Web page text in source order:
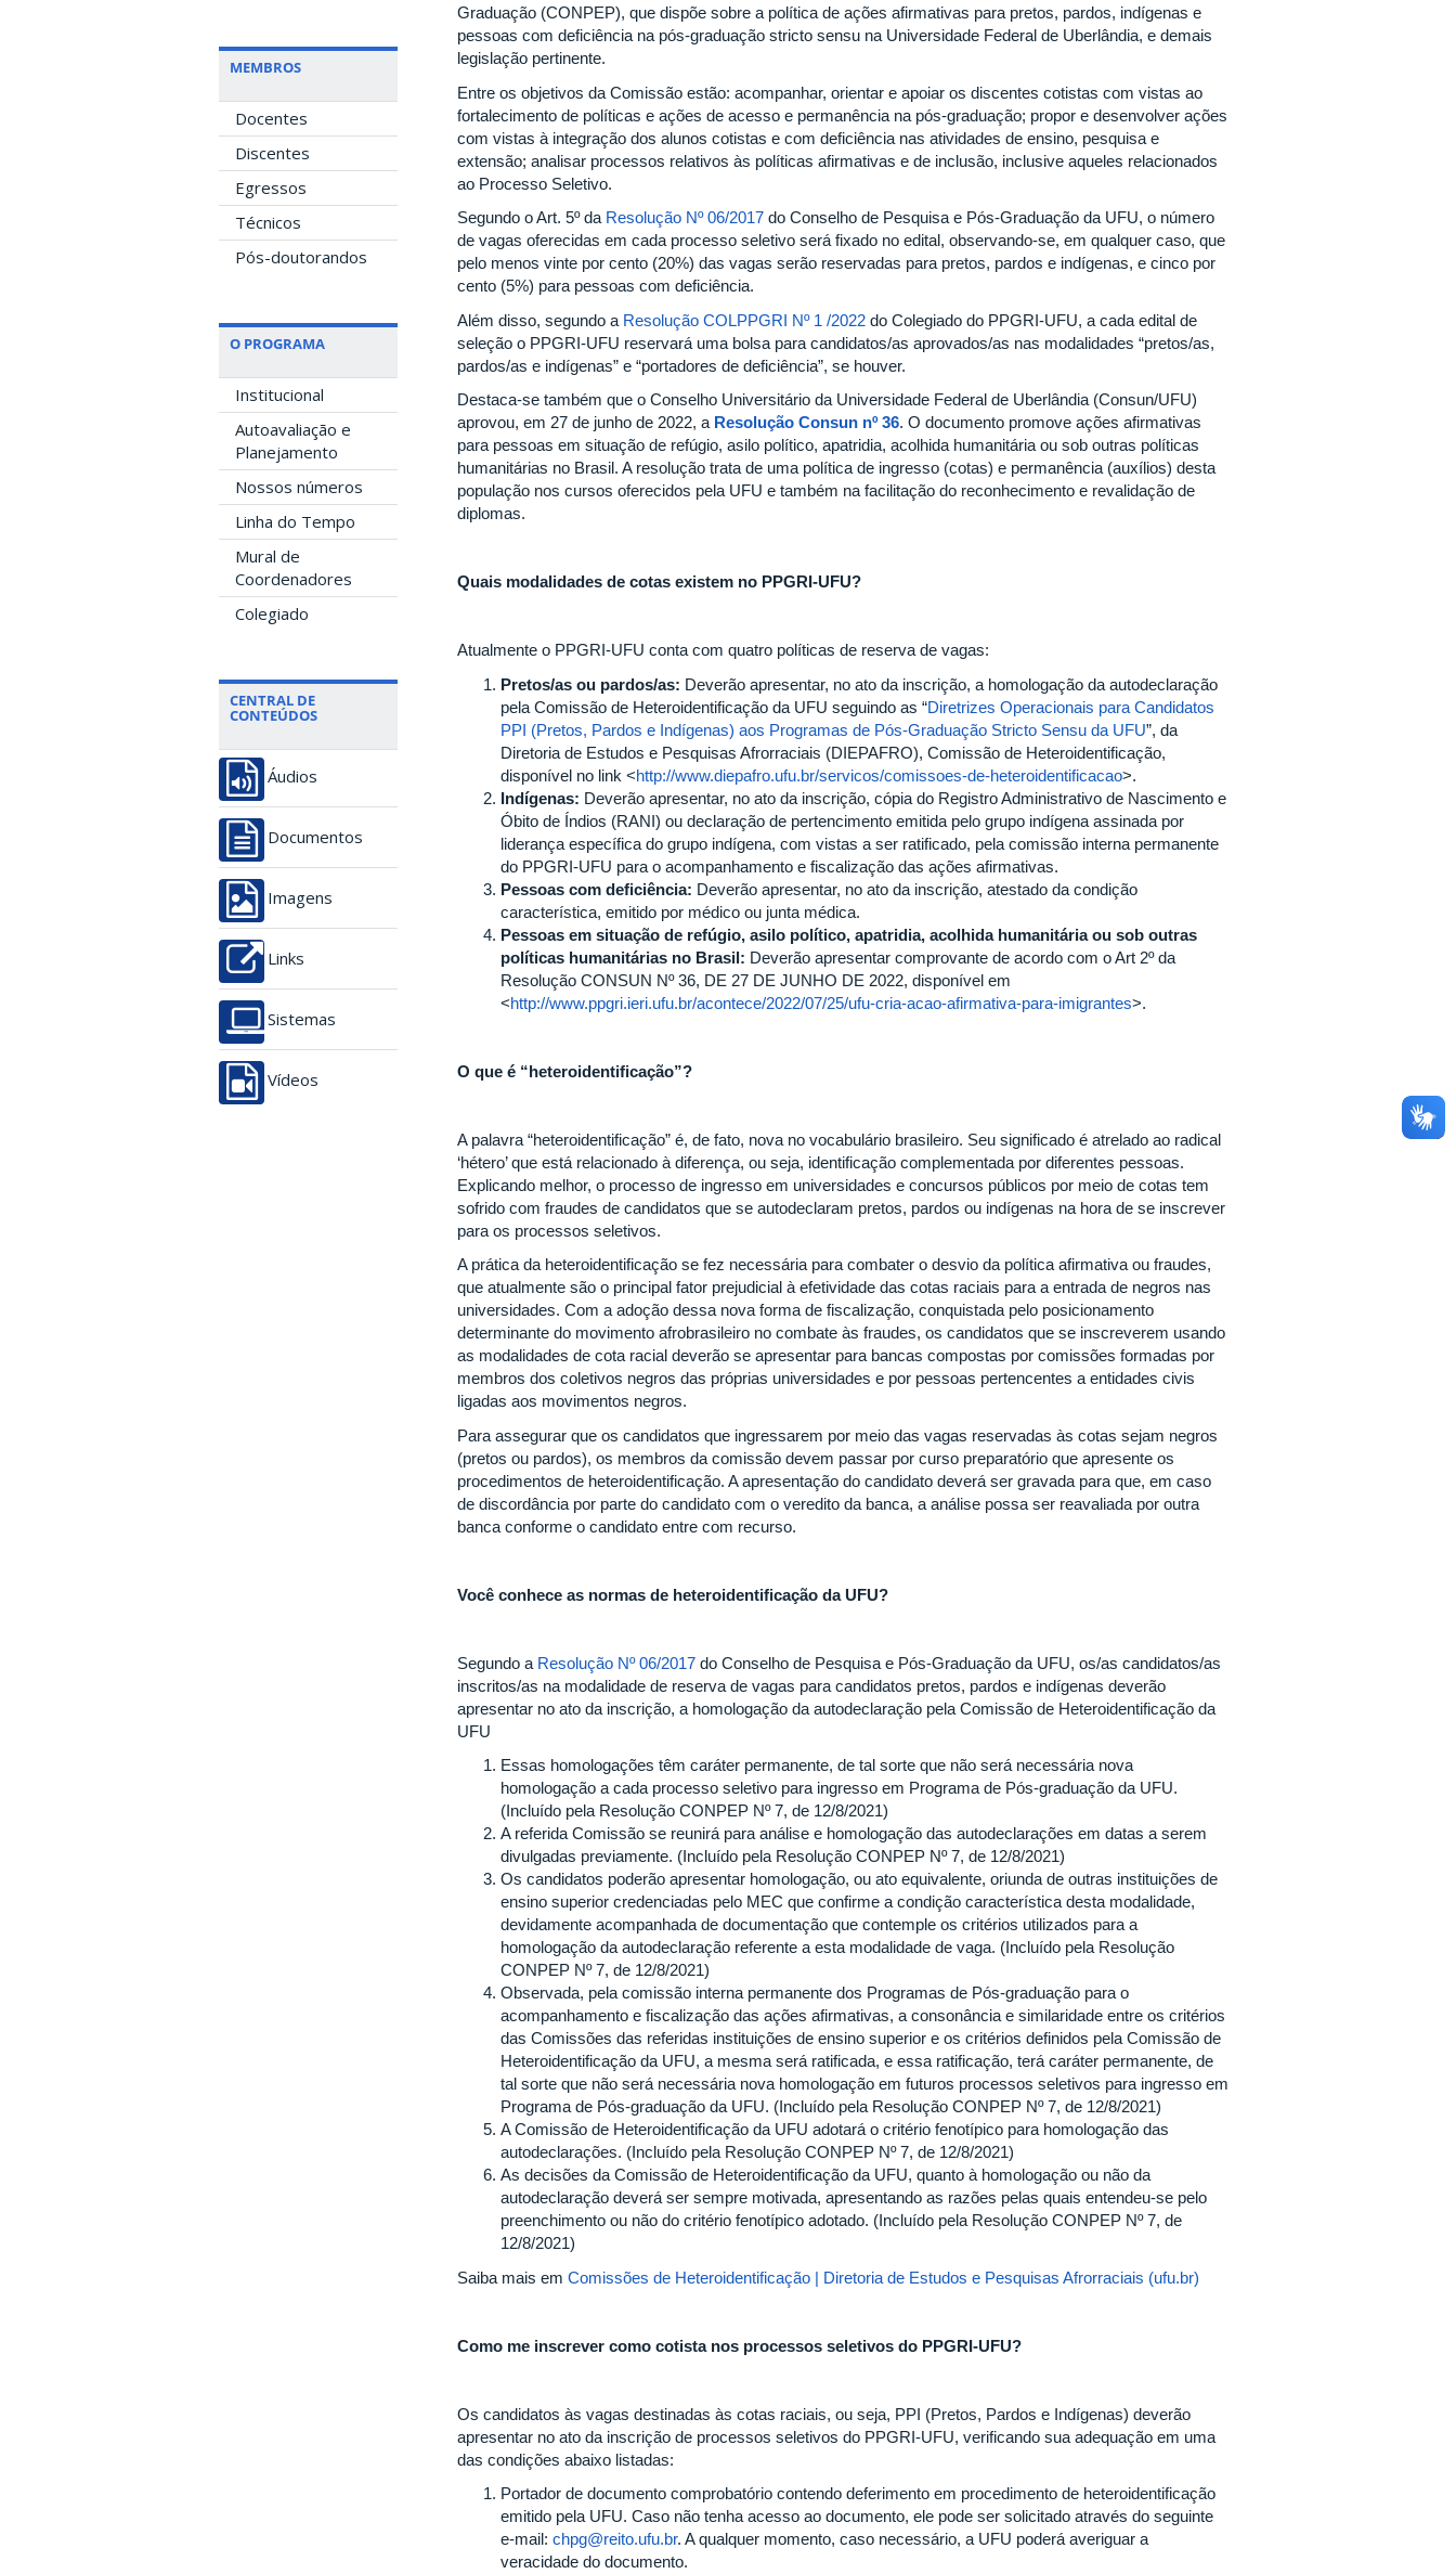
MEMBROS
Docentes
Discentes
Egressos
Técnicos
Pós-doutorandos
O PROGRAMA
Institucional
Autoavaliação e
Planejamento
Nossos números
Linha do Tempo
Mural de
Coordenadores
Colegiado
CENTRAL DE
CONTEÚDOS
Áudios
Documentos
Imagens
Links
Sistemas
Vídeos
Graduação (CONPEP), que dispõe sobre a política de ações afirmativas para pretos, pardos, indígenas e
pessoas com deficiência na pós-graduação stricto sensu na Universidade Federal de Uberlândia, e demais
legislação pertinente.
Entre os objetivos da Comissão estão: acompanhar, orientar e apoiar os discentes cotistas com vistas ao
fortalecimento de políticas e ações de acesso e permanência na pós-graduação; propor e desenvolver ações
com vistas à integração dos alunos cotistas e com deficiência nas atividades de ensino, pesquisa e
extensão; analisar processos relativos às políticas afirmativas e de inclusão, inclusive aqueles relacionados
ao Processo Seletivo.
Segundo o Art. 5º da Resolução Nº 06/2017 do Conselho de Pesquisa e Pós-Graduação da UFU, o número
de vagas oferecidas em cada processo seletivo será fixado no edital, observando-se, em qualquer caso, que
pelo menos vinte por cento (20%) das vagas serão reservadas para pretos, pardos e indígenas, e cinco por
cento (5%) para pessoas com deficiência.
Além disso, segundo a Resolução COLPPGRI Nº 1 /2022 do Colegiado do PPGRI-UFU, a cada edital de
seleção o PPGRI-UFU reservará uma bolsa para candidatos/as aprovados/as nas modalidades “pretos/as,
pardos/as e indígenas” e “portadores de deficiência”, se houver.
Destaca-se também que o Conselho Universitário da Universidade Federal de Uberlândia (Consun/UFU)
aprovou, em 27 de junho de 2022, a Resolução Consun nº 36. O documento promove ações afirmativas
para pessoas em situação de refúgio, asilo político, apatridia, acolhida humanitária ou sob outras políticas
humanitárias no Brasil. A resolução trata de uma política de ingresso (cotas) e permanência (auxílios) desta
população nos cursos oferecidos pela UFU e também na facilitação do reconhecimento e revalidação de
diplomas.
Quais modalidades de cotas existem no PPGRI-UFU?
Atualmente o PPGRI-UFU conta com quatro políticas de reserva de vagas:
Pretos/as ou pardos/as: Deverão apresentar, no ato da inscrição, a homologação da autodeclaração
pela Comissão de Heteroidentificação da UFU seguindo as “Diretrizes Operacionais para Candidatos
PPI (Pretos, Pardos e Indígenas) aos Programas de Pós-Graduação Stricto Sensu da UFU”, da
Diretoria de Estudos e Pesquisas Afrorraciais (DIEPAFRO), Comissão de Heteroidentificação,
disponível no link <http://www.diepafro.ufu.br/servicos/comissoes-de-heteroidentificacao>.
Indígenas: Deverão apresentar, no ato da inscrição, cópia do Registro Administrativo de Nascimento e
Óbito de Índios (RANI) ou declaração de pertencimento emitida pelo grupo indígena assinada por
liderança específica do grupo indígena, com vistas a ser ratificado, pela comissão interna permanente
do PPGRI-UFU para o acompanhamento e fiscalização das ações afirmativas.
Pessoas com deficiência: Deverão apresentar, no ato da inscrição, atestado da condição
característica, emitido por médico ou junta médica.
Pessoas em situação de refúgio, asilo político, apatridia, acolhida humanitária ou sob outras
políticas humanitárias no Brasil: Deverão apresentar comprovante de acordo com o Art 2º da
Resolução CONSUN Nº 36, DE 27 DE JUNHO DE 2022, disponível em
<http://www.ppgri.ieri.ufu.br/acontece/2022/07/25/ufu-cria-acao-afirmativa-para-imigrantes>.
O que é “heteroidentificação”?
A palavra “heteroidentificação” é, de fato, nova no vocabulário brasileiro. Seu significado é atrelado ao radical
‘hétero’ que está relacionado à diferença, ou seja, identificação complementada por diferentes pessoas.
Explicando melhor, o processo de ingresso em universidades e concursos públicos por meio de cotas tem
sofrido com fraudes de candidatos que se autodeclaram pretos, pardos ou indígenas na hora de se inscrever
para os processos seletivos.
A prática da heteroidentificação se fez necessária para combater o desvio da política afirmativa ou fraudes,
que atualmente são o principal fator prejudicial à efetividade das cotas raciais para a entrada de negros nas
universidades. Com a adoção dessa nova forma de fiscalização, conquistada pelo posicionamento
determinante do movimento afrobrasileiro no combate às fraudes, os candidatos que se inscreverem usando
as modalidades de cota racial deverão se apresentar para bancas compostas por comissões formadas por
membros dos coletivos negros das próprias universidades e por pessoas pertencentes a entidades civis
ligadas aos movimentos negros.
Para assegurar que os candidatos que ingressarem por meio das vagas reservadas às cotas sejam negros
(pretos ou pardos), os membros da comissão devem passar por curso preparatório que apresente os
procedimentos de heteroidentificação. A apresentação do candidato deverá ser gravada para que, em caso
de discordância por parte do candidato com o veredito da banca, a análise possa ser reavaliada por outra
banca conforme o candidato entre com recurso.
Você conhece as normas de heteroidentificação da UFU?
Segundo a Resolução Nº 06/2017 do Conselho de Pesquisa e Pós-Graduação da UFU, os/as candidatos/as
inscritos/as na modalidade de reserva de vagas para candidatos pretos, pardos e indígenas deverão
apresentar no ato da inscrição, a homologação da autodeclaração pela Comissão de Heteroidentificação da
UFU
Essas homologações têm caráter permanente, de tal sorte que não será necessária nova
homologação a cada processo seletivo para ingresso em Programa de Pós-graduação da UFU.
(Incluído pela Resolução CONPEP Nº 7, de 12/8/2021)
A referida Comissão se reunirá para análise e homologação das autodeclarações em datas a serem
divulgadas previamente. (Incluído pela Resolução CONPEP Nº 7, de 12/8/2021)
Os candidatos poderão apresentar homologação, ou ato equivalente, oriunda de outras instituições de
ensino superior credenciadas pelo MEC que confirme a condição característica desta modalidade,
devidamente acompanhada de documentação que contemple os critérios utilizados para a
homologação da autodeclaração referente a esta modalidade de vaga. (Incluído pela Resolução
CONPEP Nº 7, de 12/8/2021)
Observada, pela comissão interna permanente dos Programas de Pós-graduação para o
acompanhamento e fiscalização das ações afirmativas, a consonância e similaridade entre os critérios
das Comissões das referidas instituições de ensino superior e os critérios definidos pela Comissão de
Heteroidentificação da UFU, a mesma será ratificada, e essa ratificação, terá caráter permanente, de
tal sorte que não será necessária nova homologação em futuros processos seletivos para ingresso em
Programa de Pós-graduação da UFU. (Incluído pela Resolução CONPEP Nº 7, de 12/8/2021)
A Comissão de Heteroidentificação da UFU adotará o critério fenotípico para homologação das
autodeclarações. (Incluído pela Resolução CONPEP Nº 7, de 12/8/2021)
As decisões da Comissão de Heteroidentificação da UFU, quanto à homologação ou não da
autodeclaração deverá ser sempre motivada, apresentando as razões pelas quais entendeu-se pelo
preenchimento ou não do critério fenotípico adotado. (Incluído pela Resolução CONPEP Nº 7, de
12/8/2021)
Saiba mais em Comissões de Heteroidentificação | Diretoria de Estudos e Pesquisas Afrorraciais (ufu.br)
Como me inscrever como cotista nos processos seletivos do PPGRI-UFU?
Os candidatos às vagas destinadas às cotas raciais, ou seja, PPI (Pretos, Pardos e Indígenas) deverão
apresentar no ato da inscrição de processos seletivos do PPGRI-UFU, verificando sua adequação em uma
das condições abaixo listadas:
Portador de documento comprobatório contendo deferimento em procedimento de heteroidentificação
emitido pela UFU. Caso não tenha acesso ao documento, ele pode ser solicitado através do seguinte
e-mail: chpg@reito.ufu.br. A qualquer momento, caso necessário, a UFU poderá averiguar a
veracidade do documento.